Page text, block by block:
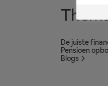
De juiste
Pensioen
Blogs